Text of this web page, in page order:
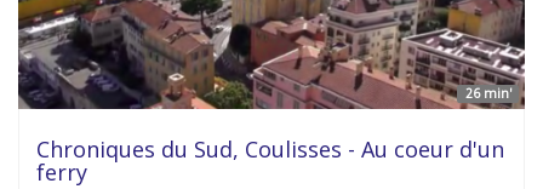
26 min'
Chroniques du Sud, Coulisses - Au coeur d'un
ferry